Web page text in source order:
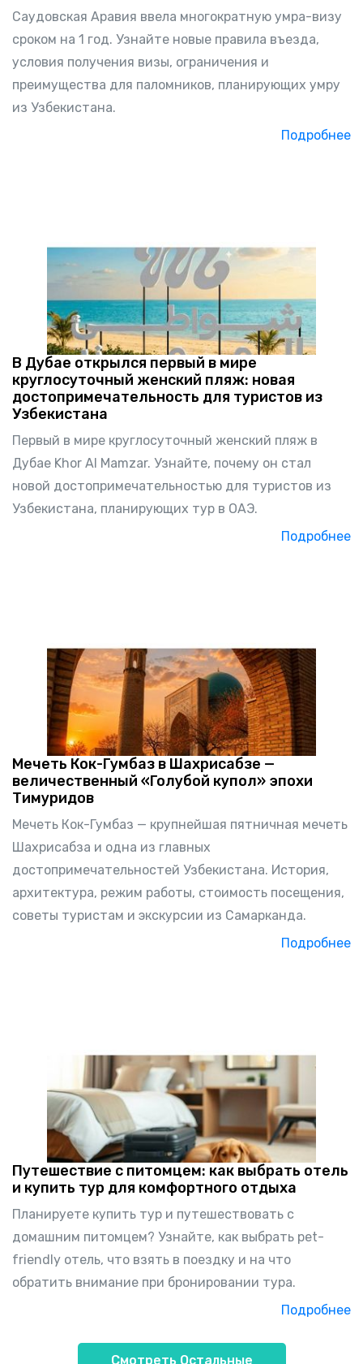
Саудовская Аравия ввела многократную умра-визу
сроком на 1 год. Узнайте новые правила въезда,
условия получения визы, ограничения и
преимущества для паломников, планирующих умру
из Узбекистана.
Подробнее
В Дубае открылся первый в мире
круглосуточный женский пляж: новая
достопримечательность для туристов из
Узбекистана
Первый в мире круглосуточный женский пляж в
Дубае Khor Al Mamzar. Узнайте, почему он стал
новой достопримечательностью для туристов из
Узбекистана, планирующих тур в ОАЭ.
Подробнее
Мечеть Кок-Гумбаз в Шахрисабзе —
величественный «Голубой купол» эпохи
Тимуридов
Мечеть Кок-Гумбаз — крупнейшая пятничная мечеть
Шахрисабза и одна из главных
достопримечательностей Узбекистана. История,
архитектура, режим работы, стоимость посещения,
советы туристам и экскурсии из Самарканда.
Подробнее
Путешествие с питомцем: как выбрать отель
и купить тур для комфортного отдыха
Планируете купить тур и путешествовать с
домашним питомцем? Узнайте, как выбрать pet-
friendly отель, что взять в поездку и на что
обратить внимание при бронировании тура.
Подробнее
Смотреть Остальные